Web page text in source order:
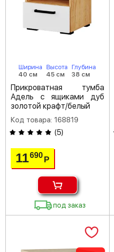
Ширина
40 см
Высота
45 см
Глубина
38 см
Прикроватная тумба
Адель с ящиками дуб
золотой крафт/белый
Код товара: 168819
(5)
11690Р
под заказ